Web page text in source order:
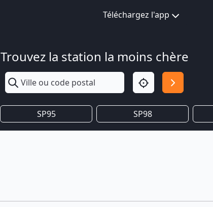
Téléchargez l'app
Trouvez la station la moins chère
SP95 SP98